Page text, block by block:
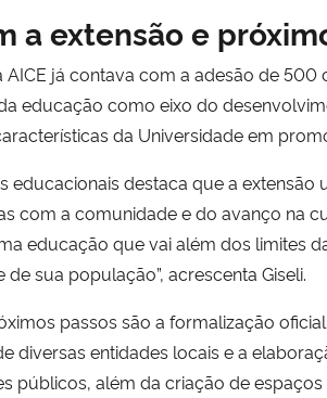
a extensão e
AICE já contava com a adesão de
educação como eixo do
da Universidade em
educacionais destaca que a extensão
com a comunidade e do avanço na
educação que vai além dos limites
sua população”, acrescenta Giseli.
passos são a formalização
diversas entidades locais e a
públicos, além da criação de